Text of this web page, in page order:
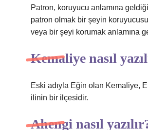
Patron, koruyucu anlamına
patron olmak bir şeyin
veya bir şeyi korumak anlamına
Kemaliye nasıl
Eski adıyla Eğin olan Kemaliye,
ilinin bir ilçesidir.
Ahengi nasıl